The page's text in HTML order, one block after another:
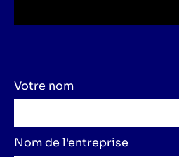
Votre nom
Nom de l'entreprise